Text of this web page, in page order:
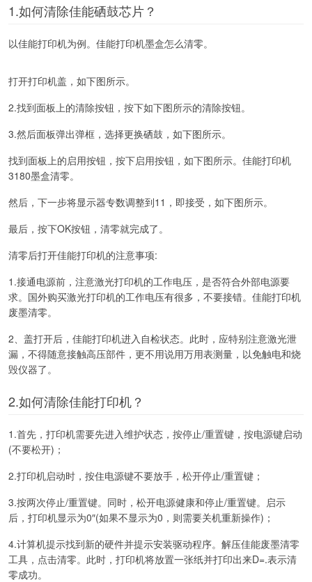
1.如何清除佳能硒鼓芯片？
以佳能打印机为例。佳能打印机墨盒怎么清零。
打开打印机盖，如下图所示。
2.找到面板上的清除按钮，按下如下图所示的清除按钮。
3.然后面板弹出弹框，选择更换硒鼓，如下图所示。
找到面板上的启用按钮，按下启用按钮，如下图所示。佳能打印机
3180墨盒清零。
然后，下一步将显示器专数调整到11，即接受，如下图所示。
最后，按下OK按钮，清零就完成了。
清零后打开佳能打印机的注意事项:
1.接通电源前，注意激光打印机的工作电压，是否符合外部电源要
求。国外购买激光打印机的工作电压有很多，不要接错。佳能打印机
废墨清零。
2、盖打开后，佳能打印机进入自检状态。此时，应特别注意激光泄
漏，不得随意接触高压部件，更不用说用万用表测量，以免触电和烧
毁仪器了。
2.如何清除佳能打印机？
1.首先，打印机需要先进入维护状态，按停止/重置键，按电源键启动
(不要松开)；
2.打印机启动时，按住电源键不要放手，松开停止/重置键；
3.按两次停止/重置键。同时，松开电源健康和停止/重置键。启示
后，打印机显示为0″(如果不显示为0，则需要关机重新操作)；
4.计算机提示找到新的硬件并提示安装驱动程序。解压佳能废墨清零
工具，点击清零。此时，打印机将放置一张纸并打印出来D=.表示清
零成功。